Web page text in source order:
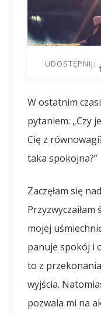
UDOSTĘPNIJ:
W ostatnim
pytaniem: „Czy
Cię z
taka spokojna?”
Zaczęłam się
mojej
panuje spokój i
to z
wyjścia.
pozwala mi na